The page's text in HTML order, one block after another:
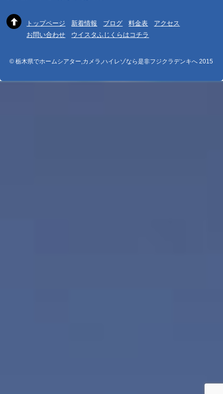
トップページ 新着情報 ブログ 料金表
アクセス
お問い合わせ
ウイスタふじくらはコチラ
© 栃木県でホームシアター,カメラ,ハイレゾなら是非フジクラデンキへ 2015